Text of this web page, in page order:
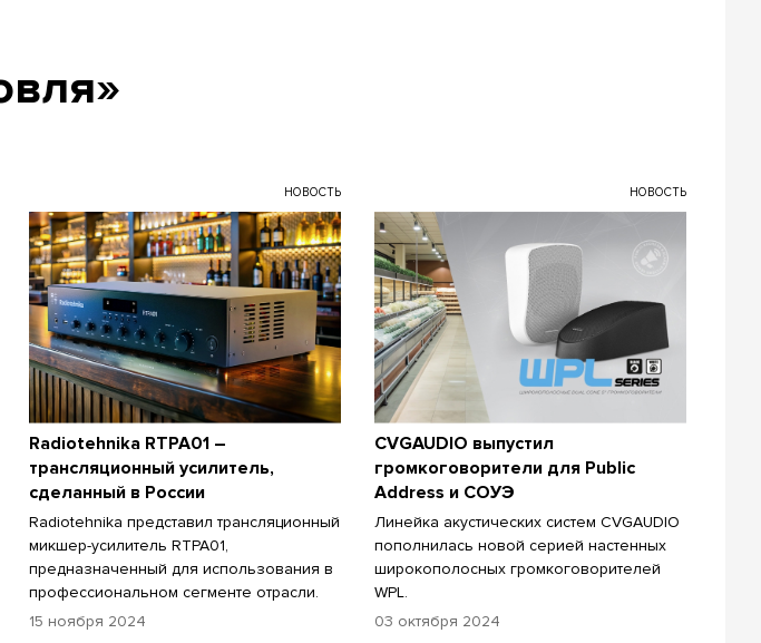
НОВОСТЬ
Radiotehnika RTPA01 –
трансляционный усилитель,
сделанный в России
Radiotehnika представил трансляционный
микшер-усилитель RTPA01,
предназначенный для использования в
профессиональном сегменте отрасли.
15 ноября 2024
НОВОСТЬ
CVGAUDIO выпустил
громкоговорители для Public
Address и СОУЭ
Линейка акустических систем CVGAUDIO
пополнилась новой серией настенных
широкополосных громкоговорителей
WPL.
03 октября 2024